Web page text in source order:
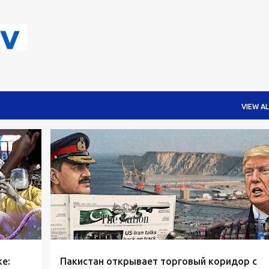
VIEW
Пакистан открывает торговый коридор с